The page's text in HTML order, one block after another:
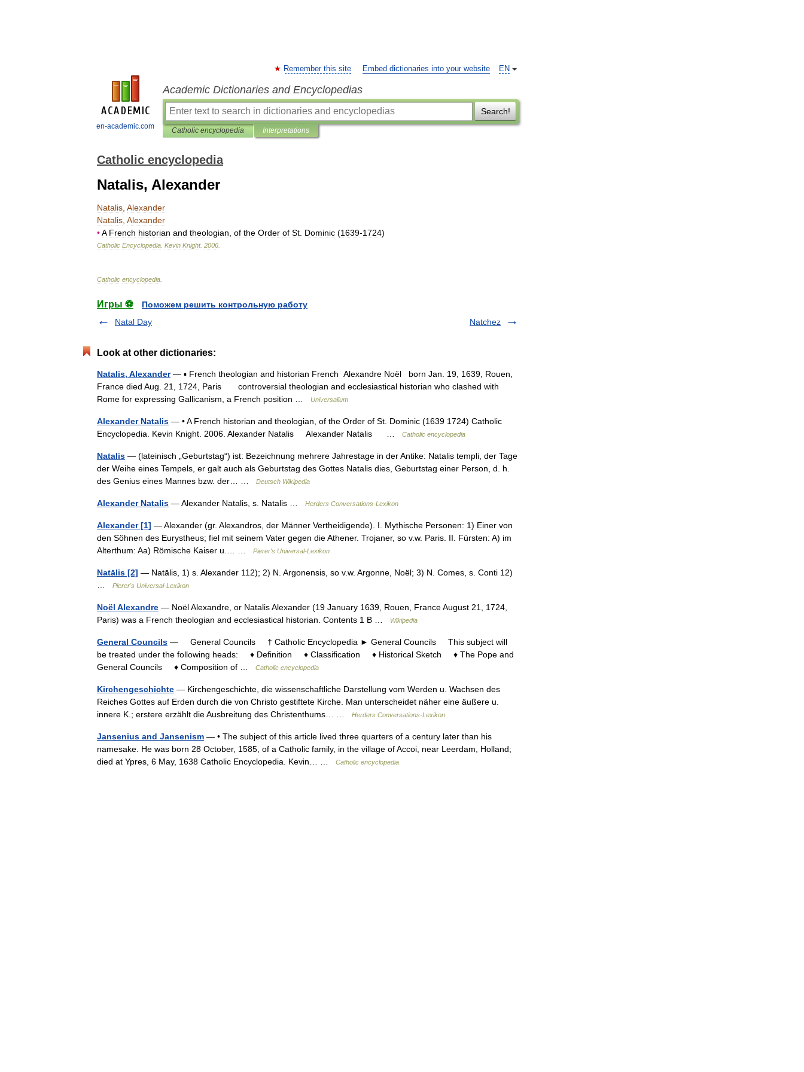
en-academic.com
EN
Remember this site Embed dictionaries into your website
Academic Dictionaries and Encyclopedias
Search!
Catholic encyclopedia Interpretations
Catholic encyclopedia
Natalis, Alexander
Natalis Alexander
Natalis Alexander
•A French historian and theologian of the Order of St Dominic (1639-1724)
Catholic Encyclopedia Kevin Knight. 2006
Catholic encyclopedia
Игры ⚽
Поможем решить контрольную работу
Natal Day
Natchez
Look at other dictionaries:
Natalis, Alexander— ▪ French theologian and historian French Alexandre Noël born Jan. 19, 1639, Rouen,
France died Aug. 21, 1724, Paris controversial theologian and ecclesiastical historian who clashed with
Rome for expressing Gallicanism, a French position …
Universalium
Alexander Natalis — • A French historian and theologian, of the Order of St. Dominic (1639 1724) Catholic
Encyclopedia. Kevin Knight. 2006. Alexander Natalis Alexander Natalis …
Catholic encyclopedia
Natalis — (lateinisch „Geburtstag“) ist: Bezeichnung mehrere Jahrestage in der Antike: Natalis templi, der Tage
der Weihe eines Tempels, er galt auch als Geburtstag des Gottes Natalis dies, Geburtstag einer Person, d. h.
des Genius eines Mannes bzw. der… …
Deutsch Wikipedia
Alexander Natalis — Alexander Natalis, s. Natalis … Herders Conversations-Lexikon
Alexander [1] — Alexander (gr. Alexandros, der Männer Vertheidigende). I. Mythische Personen: 1) Einer von
den Söhnen des Eurystheus; fiel mit seinem Vater gegen die Athener. Trojaner, so v.w. Paris. II. Fürsten: A) im
Alterthum: Aa) Römische Kaiser u.… …
Pierer's Universal-Lexikon
Natālis [2] — Natālis, 1) s. Alexander 112); 2) N. Argonensis, so v.w. Argonne, Noël; 3) N. Comes, s. Conti 12)
Pierer's Universal-Lexikon
Noël Alexandre — Noël Alexandre, or Natalis Alexander (19 January 1639, Rouen, France August 21, 1724,
Paris) was a French theologian and ecclesiastical historian. Contents 1 B …
Wikipedia
General Councils — General Councils † Catholic Encyclopedia ► General Councils This subject will
be treated under the following heads: ♦ Definition ♦ Classification ♦ Historical Sketch ♦ The Pope and
General Councils ♦ Composition of …
Catholic encyclopedia
Kirchengeschichte — Kirchengeschichte, die wissenschaftliche Darstellung vom Werden u. Wachsen des
Reiches Gottes auf Erden durch die von Christo gestiftete Kirche. Man unterscheidet näher eine äußere u.
innere K.; erstere erzählt die Ausbreitung des Christenthums… …
Herders Conversations-Lexikon
Jansenius and Jansenism — • The subject of this article lived three quarters of a century later than his
namesake. He was born 28 October, 1585, of a Catholic family, in the village of Accoi, near Leerdam, Holland;
died at Ypres, 6 May, 1638 Catholic Encyclopedia. Kevin… …
Catholic encyclopedia